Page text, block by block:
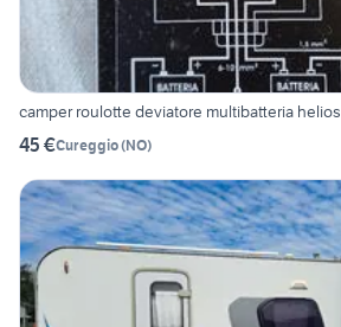
camper roulotte deviatore multibatteria helios
45 €Cureggio(NO)